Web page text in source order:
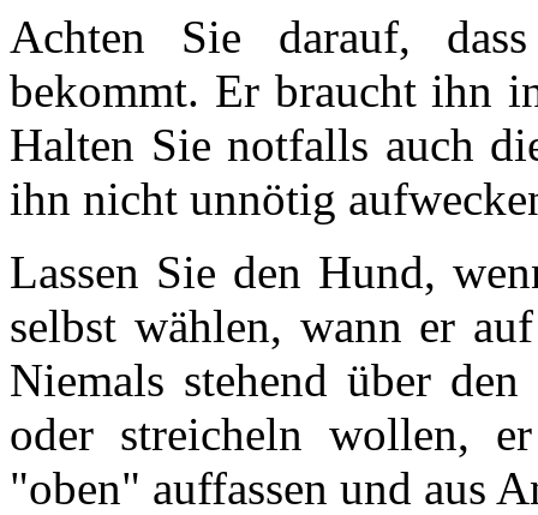
Achten Sie darauf,
bekommt. Er braucht ihn
Halten Sie notfalls auch
ihn nicht unnötig
Lassen Sie den Hund,
selbst wählen, wann er
Niemals stehend über
oder streicheln wollen,
"oben" auffassen und aus